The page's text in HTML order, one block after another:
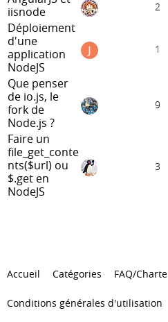
iisnode
2
Déploiement
d'une
application
NodeJS
1
Que penser
de io.js, le
fork de
Node.js ?
9
Faire un
file_get_conte
nts($url) ou
$.get en
NodeJS
3
Accueil Catégories FAQ/Charte
Conditions générales d'utilisation